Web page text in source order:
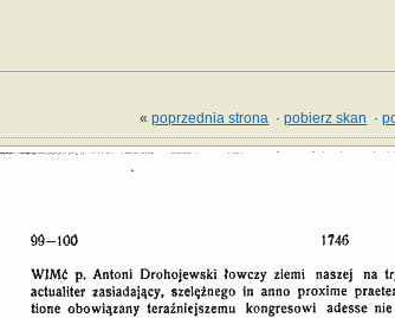
«poprzednia strona ·pobierz skan ·